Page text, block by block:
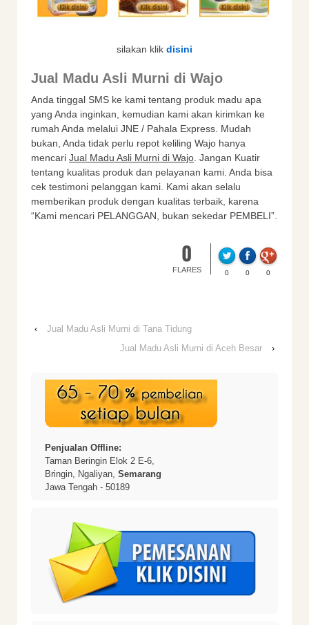
silakan klik disini
Jual Madu Asli Murni di Wajo
Anda tinggal SMS ke kami tentang produk madu apa
yang Anda inginkan, kemudian kami akan kirimkan ke
rumah Anda melalui JNE / Pahala Express. Mudah
bukan, Anda tidak perlu repot keliling Wajo hanya
mencari Jual Madu Asli Murni di Wajo . Jangan Kuatir
tentang kualitas produk dan pelayanan kami. Anda bisa
cek testimoni pelanggan kami. Kami akan selalu
memberikan produk dengan kualitas terbaik, karena
“Kami mencari PELANGGAN, bukan sekedar PEMBELI”.
0
FLARES 0 0 0
‹
Jual Madu Asli Murni di Tana Tidung
Jual Madu Asli Murni di Aceh Besar
›
Penjualan Offline:
Taman Beringin Elok 2 E-6,
Bringin, Ngaliyan, Semarang
Jawa Tengah - 50189